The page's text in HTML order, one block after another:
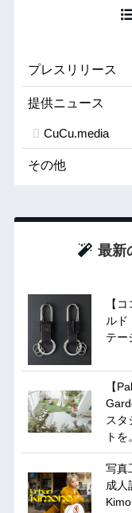
プレスリリース
提供ニュース
CuCu.media
その他
最新
【
ルド
テー
【
スタ
トを。
写真
成人